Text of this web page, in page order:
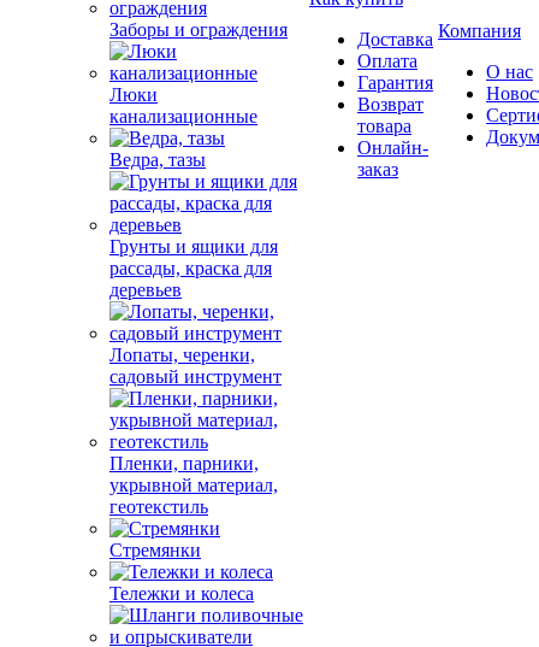
Заборы и ограждения
Люки
канализационные
Ведра, тазы
Грунты и ящики для
рассады, краска для
деревьев
Лопаты, черенки,
садовый инструмент
Пленки, парники,
укрывной материал,
геотекстиль
Стремянки
Тележки и колеса
Доставка
Оплата
Гарантия
Возврат
товара
Онлайн-
заказ
Компания
О нас